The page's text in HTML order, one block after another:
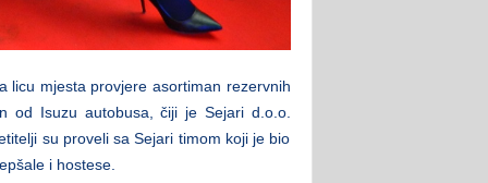
licu mjesta provjere asortiman rezervnih
od Isuzu autobusa, čiji je Sejari d.o.o.
su proveli sa Sejari timom koji je bio
i hostese.